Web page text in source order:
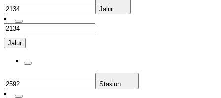
Jalur
Jalur
Stasiun